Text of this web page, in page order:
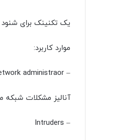
یک تکنینک برای شنود packet های موجود در شبکه می باشد.
موارد کاربرد:
– system or network administraor
آنالیز مشکلات
– Intruders